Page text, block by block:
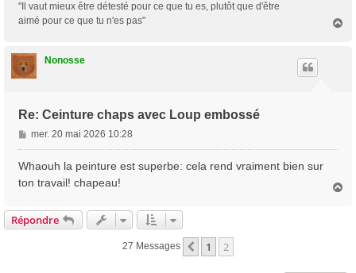
e
"Il vaut mieux être détesté pour ce que tu es, plutôt que d'être
aimé pour ce que tu n'es pas"
Nonosse
Re: Ceinture chaps avec Loup embossé
M
e
s
e
mer. 20 mai 2026 10:28
Whaouh la peinture est superbe: cela rend vraiment bien sur
ton travail! chapeau!
Répondre
27 Messages Précédente
1 2